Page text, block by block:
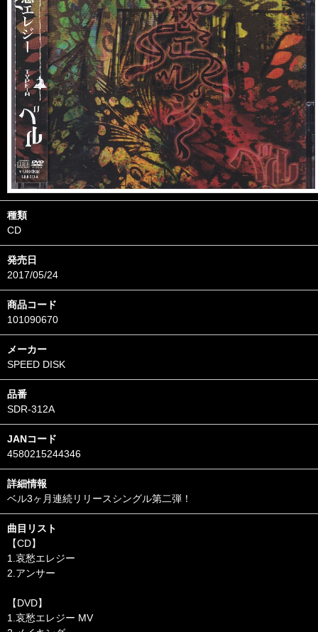
種類
CD
発売日
2017/05/24
商品コード
101090670
メーカー
SPEED DISK
品番
SDR-312A
JANコード
4580215244346
詳細情報
ベル3ヶ月連続リリースシングル第二弾！
曲目リスト
【CD】
1.哀愁エレジー
2.アンサー
【DVD】
1.哀愁エレジー MV